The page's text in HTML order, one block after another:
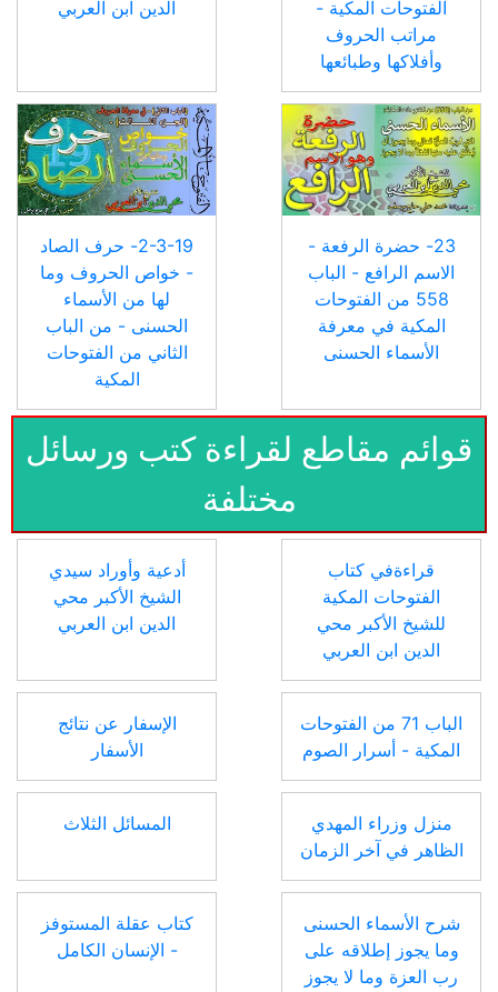
الفتوحات المكية -
مراتب الحروف
وأفلاكها وطبائعها
الدين ابن العربي
23- حضرة الرفعة -
الاسم الرافع - الباب
558 من الفتوحات
المكية في معرفة
الأسماء الحسنى
2-3-19- حرف الصاد
- خواص الحروف وما
لها من الأسماء
الحسنى - من الباب
الثاني من الفتوحات
المكية
قوائم مقاطع لقراءة كتب ورسائل
مختلفة
قراءةفي كتاب
الفتوحات المكية
للشيخ الأكبر محي
الدين ابن العربي
أدعية وأوراد سيدي
الشيخ الأكبر محي
الدين ابن العربي
الباب 71 من الفتوحات
المكية - أسرار الصوم
الإسفار عن نتائج
الأسفار
منزل وزراء المهدي
الظاهر في آخر الزمان
المسائل الثلاث
شرح الأسماء الحسنى
وما يجوز إطلاقه على
رب العزة وما لا يجوز
كتاب عقلة المستوفز
- الإنسان الكامل